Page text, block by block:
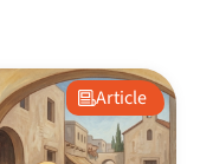
Article